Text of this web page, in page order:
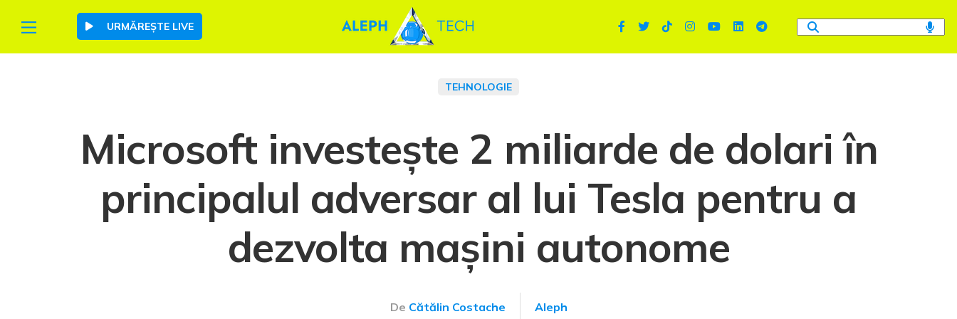
URMĂREȘTE LIVE
TEHNOLOGIE
Microsoft investește 2 miliarde de dolari în
principalul adversar al lui Tesla pentru a
dezvolta mașini autonome
De Cătălin Costache Aleph